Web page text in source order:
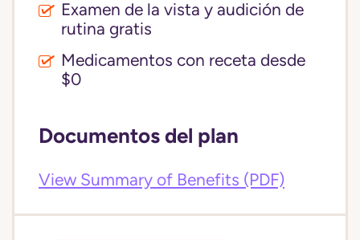
Examen de la vista y audición de
rutina gratis
Medicamentos con receta desde
$0
Documentos del plan
View Summary of Benefits (PDF)